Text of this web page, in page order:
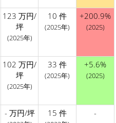
123 万円/
坪
(2025年)
10 件
(2025年)
+200.9%
(2025)
102 万円/
坪
(2025年)
33 件
(2025年)
+5.6%
(2025)
- 万円/坪 15 件 -